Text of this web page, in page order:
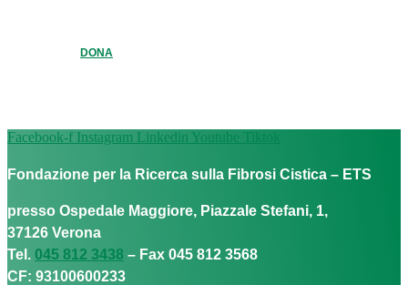
DONA
Facebook-f Instagram Linkedin Youtube Tiktok
Fondazione per la Ricerca sulla Fibrosi Cistica – ETS
presso Ospedale Maggiore, Piazzale Stefani, 1,
37126 Verona
Tel. 045 812 3438 – Fax 045 812 3568
CF: 93100600233